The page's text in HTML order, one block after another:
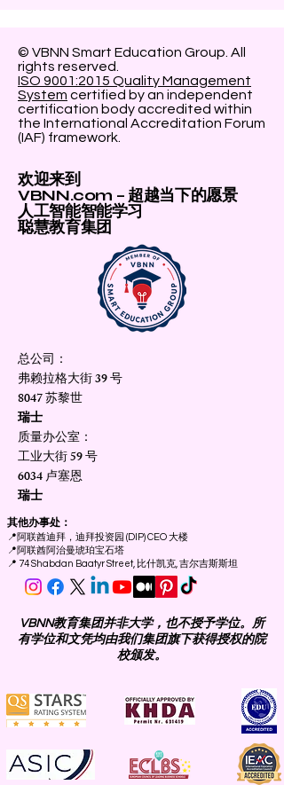
© VBNN Smart Education Group. All
rights reserved.
ISO 9001:2015 Quality Management
System certified by an independent
certification body accredited within
the International Accreditation Forum
(IAF) framework.
欢迎来到
VBNN.com – 超越当下的愿景
人工智能智能学习
聪慧教育集团
总公司：
弗赖拉格大街 39 号
8047 苏黎世
瑞士
质量办公室：
工业大街 59 号
6034 卢塞恩
瑞士
其他办事处：
📍 阿联酋迪拜，迪拜投资园 (DIP) CEO 大楼
📍 阿联酋阿治曼琥珀宝石塔
📍 74 Shabdan Baatyr Street, 比什凯克, 吉尔吉斯斯坦
VBNN教育集团并非大学，也不授予学位。所
有学位和文凭均由我们集团旗下获得授权的院
校颁发。